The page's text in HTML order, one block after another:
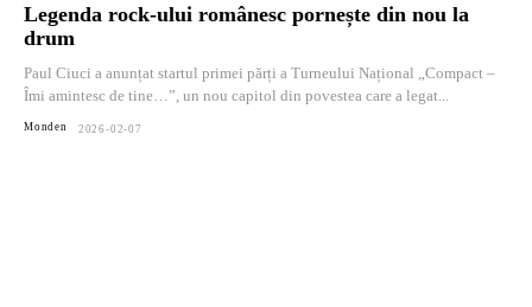
Legenda rock-ului românesc pornește din nou la
drum
Paul Ciuci a anunțat startul primei părți a Turneului Național „Compact –
Îmi amintesc de tine…”, un nou capitol din povestea care a legat...
Monden 2026-02-07